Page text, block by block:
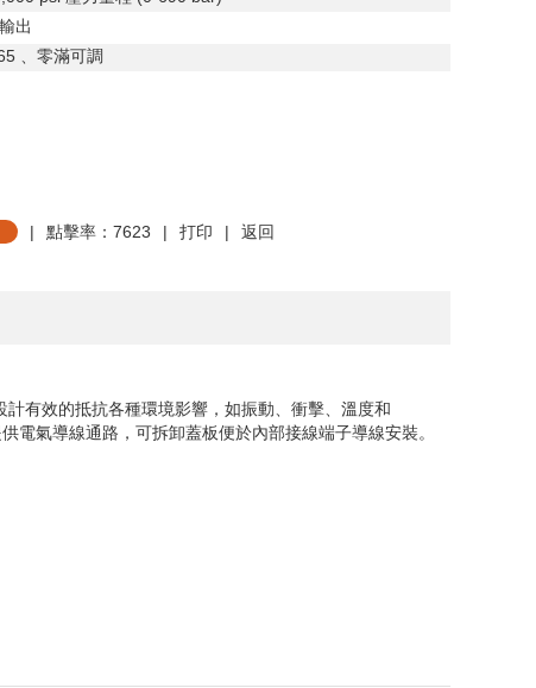
出
、零滿可調
| 點擊率：7623 | 打印 | 返回
計有效的抵抗各種環境影響，如振動、衝擊、溫度和
電氣導線通路，可拆卸蓋板便於內部接線端子導線安裝。